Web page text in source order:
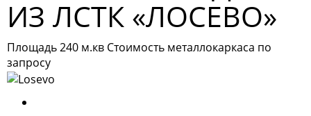
ИЗ ЛСТК «ЛОСЕВО»
Площадь 240 м.кв Стоимость металлокаркаса по
запросу